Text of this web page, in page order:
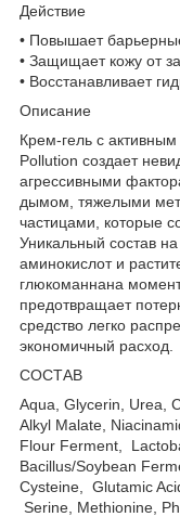
Действие
• Повышает
• Защищает кожу от
• Восстанавливает
Описание
Крем-гель с
Pollution создает
агрессивными
дымом, тяжелыми
частицами, которые
Уникальный состав
аминокислот и
глюкоманнана
предотвращает
средство легко
экономичный расход.
СОСТАВ
Aqua, Glycerin, Urea,
Alkyl Malate,
Flour Ferment,
Bacillus/Soybean
Cysteine, Glutamic
Serine, Methionine,